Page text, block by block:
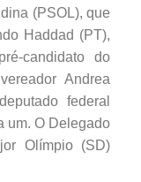
(PSOL), que
Haddad (PT),
candidato do
Andrea
federal
um. O Delegado
Olímpio (SD)